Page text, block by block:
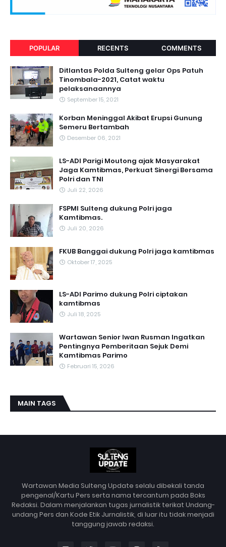
POPULAR RECENTS COMMENTS
Ditlantas Polda Sulteng gelar Ops Patuh
Tinombala-2021, Catat waktu
pelaksanaannya
September 15, 2021
Korban Meninggal Akibat Erupsi Gunung
Semeru Bertambah
Desember 06, 2021
LS-ADI Parigi Moutong ajak Masyarakat
Jaga Kamtibmas, Perkuat Sinergi Bersama
Polri dan TNI
Juli 22, 2026
FSPMI Sulteng dukung Polri jaga
Kamtibmas.
Juli 20, 2026
FKUB Banggai dukung Polri jaga kamtibmas
Oktober 17, 2025
LS-ADI Parimo dukung Polri ciptakan
kamtibmas
Juli 18, 2025
Wartawan Senior Iwan Rusman Ingatkan
Pentingnya Pemberitaan Sejuk Demi
Kamtibmas Parimo
Februari 15, 2026
MAIN TAGS
Wartawan Media Sulteng Update selalu dibekali tanda
pengenal/Kartu Pers serta nama tercantum pada Boks
Redaksi. Dalam menjalankan tugas jurnalistik terikat Undang-
undang Pers dan Kode Etik Jurnalistik, di luar itu tidak menjadi
tanggung jawab redaksi.